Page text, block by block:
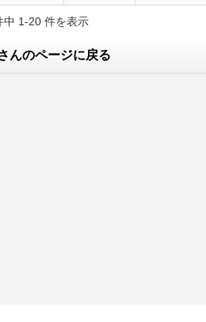
中 1-20 件を表示
んのページに戻る